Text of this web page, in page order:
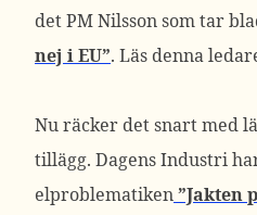
det PM Nilsson som tar
nej i EU”. Läs denna
Nu räcker det snart med
tillägg. Dagens Industri
elproblematiken”Jakten